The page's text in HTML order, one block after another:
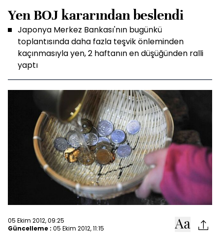
Yen BOJ kararından beslendi
Japonya Merkez Bankası'nın bugünkü
toplantısında daha fazla teşvik önleminden
kaçınmasıyla yen, 2 haftanın en düşüğünden ralli
yaptı
05 Ekim 2012, 09:25
Güncelleme : 05 Ekim 2012, 11:15